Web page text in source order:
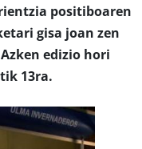
positiboaren
gisa joan zen
edizio hori
13ra.